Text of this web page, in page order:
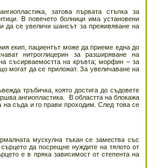
затова първата стъпка за
В повечето болници има установени
да се увеличи шансът за преживяване на
екип, пациентът може да приеме една до
нитроглицерин за разширяване на
съсирваемостта на кръвта; морфин – за
могат да се приложат. За увеличаване на
тръбичка, която достига до съдовете
ангиопластика. В областта на блокажа
на съда и го прави проходим. След това се
мускулна тъкан се замества със
да посрещне нуждите на тялото от
е в пряка зависимост от степента на